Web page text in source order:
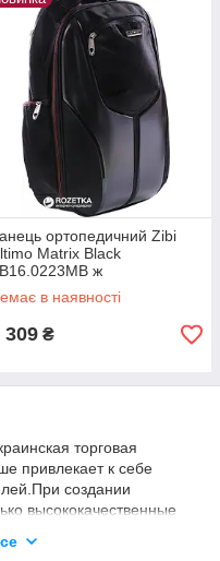
ортопедичний Zibi
Matrix Black
ж
в наявності
309 ₴
торговая
привлекает к себе
создании
высококачественные
рюкзакам.Особого